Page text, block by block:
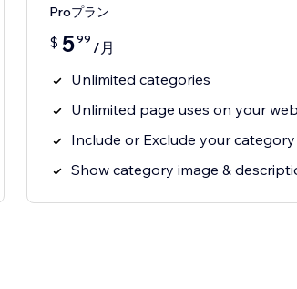
Proプラン
$ 599 /月
Unlimited categories
Unlimited page uses on your
Include or Exclude your
Show category image &